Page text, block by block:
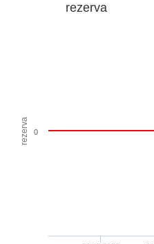
rezerva
rezerva
0